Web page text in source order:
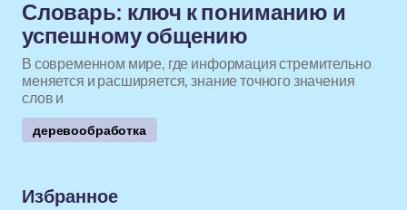
Словарь: ключ к пониманию и
успешному общению
В современном мире, где информация стремительно
меняется и расширяется, знание точного значения
слов и
деревообработка
Избранное